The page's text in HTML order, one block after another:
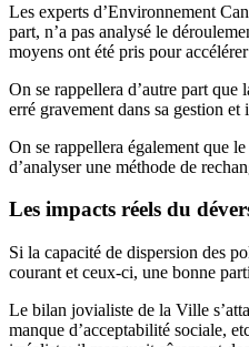
Les experts d’Environnement
part, n’a pas analysé le
moyens ont été pris pour
On se rappellera d’autre part que
erré gravement dans sa gestion
On se rappellera également que
d’analyser une méthode de
Les impacts réels du
Si la capacité de dispersion des
courant et ceux-ci, une bonne
Le bilan jovialiste de la Ville
manque d’acceptabilité sociale,